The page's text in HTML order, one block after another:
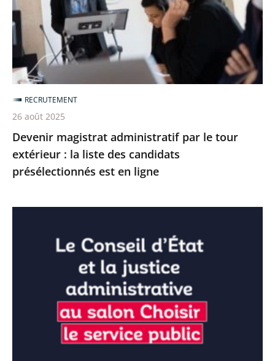
tour
extérieur
la
liste
des
candidats
présélectionnés
est
en
Devenir magistrat administratif par le tour
extérieur : la liste des candidats
présélectionnés est en ligne
RECRUTEMENT
26 août 2025